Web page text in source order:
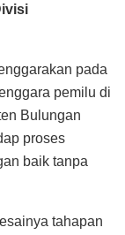
pada
pemilu di
Bulungan
proses
baik tanpa
tahapan